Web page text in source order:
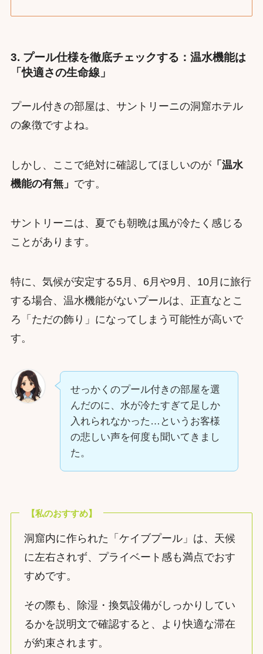
3. プール仕様を徹底チェックする：温水機能は
「快適さの生命線」
プール付きの部屋は、サントリーニの洞窟ホテル
の象徴ですよね。
しかし、ここで絶対に確認してほしいのが「温水
機能の有無」 です。
サントリーニは、夏でも朝晩は風が冷たく感じる
ことがあります。
特に、気候が安定する5月、6月や9月、10月に旅行
する場合、温水機能がないプールは、正直なとこ
ろ「ただの飾り」になってしまう可能性が高いで
す。
せっかくのプール付きの部屋を選
んだのに、水が冷たすぎて足しか
入れられなかった…というお客様
の悲しい声を何度も聞いてきまし
た。
【私のおすすめ】
洞窟内に作られた「ケイブプール」は、天候
に左右されず、プライベート感も満点でおす
すめです。
その際も、除湿・換気設備がしっかりしてい
るかを説明文で確認すると、より快適な滞在
が約束されます。